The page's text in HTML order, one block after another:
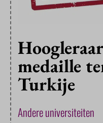
medaille
Turkije
Andere universiteiten